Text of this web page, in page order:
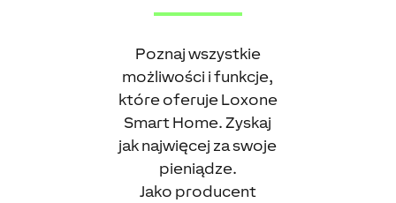
Poznaj wszystkie
możliwości i funkcje,
które oferuje Loxone
Smart Home. Zyskaj
jak najwięcej za swoje
pieniądze.
Jako producent